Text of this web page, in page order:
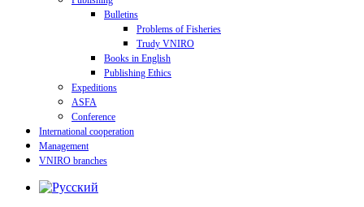
Bulletins
Problems of Fisheries
Trudy VNIRO
Books in English
Publishing Ethics
Expeditions
ASFA
Conference
International cooperation
Management
VNIRO branches